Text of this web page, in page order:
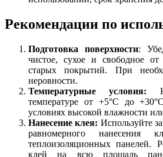
Рекомендации по
Подготовка поверхности:
чистое, сухое и свободное
старых покрытий. При
неровности.
Температурные условия:
температуре от +5°C до
условиях высокой влажности
Нанесение клея: Используйте
равномерного нанесения
теплоизоляционных панелей.
клей на всю площадь